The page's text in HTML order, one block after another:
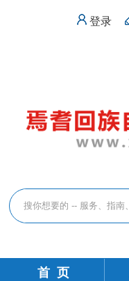
登录
首 页